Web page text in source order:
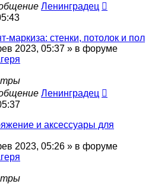
Ленинградец
маркиза: стенки, потолок и пол
2023, 05:37 » в форуме
Ленинградец
и аксессуары для
2023, 05:26 » в форуме